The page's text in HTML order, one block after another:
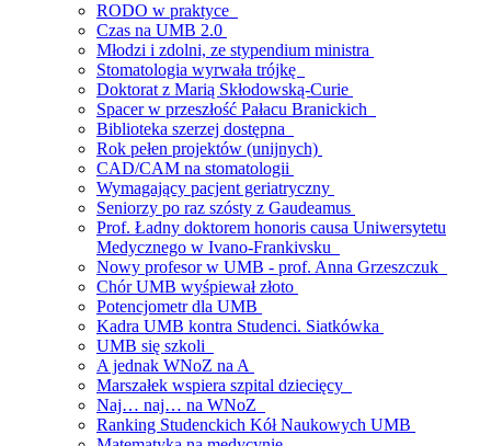
RODO w praktyce
Czas na UMB 2.0
Młodzi i zdolni, ze stypendium ministra
Stomatologia wyrwała trójkę
Doktorat z Marią Skłodowską-Curie
Spacer w przeszłość Pałacu Branickich
Biblioteka szerzej dostępna
Rok pełen projektów (unijnych)
CAD/CAM na stomatologii
Wymagający pacjent geriatryczny
Seniorzy po raz szósty z Gaudeamus
Prof. Ładny doktorem honoris causa Uniwersytetu
Medycznego w Ivano-Frankivsku
Nowy profesor w UMB - prof. Anna Grzeszczuk
Chór UMB wyśpiewał złoto
Potencjometr dla UMB
Kadra UMB kontra Studenci. Siatkówka
UMB się szkoli
A jednak WNoZ na A
Marszałek wspiera szpital dziecięcy
Naj… naj… na WNoZ
Ranking Studenckich Kół Naukowych UMB